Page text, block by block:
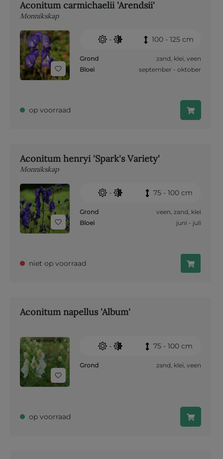
Aconitum carmichaelii 'Arendsii'
Monnikskap
- 100 - 125 cm
Grond zand, klei, veen
Bloei
september - oktober
op voorraad
Aconitum henryi 'Spark's Variety'
Monnikskap
- 75 - 100 cm
Grond veen, zand, klei
Bloei
juni - juli
niet op voorraad
Aconitum napellus 'Album'
- 75 - 100 cm
Grond zand, klei, veen
op voorraad